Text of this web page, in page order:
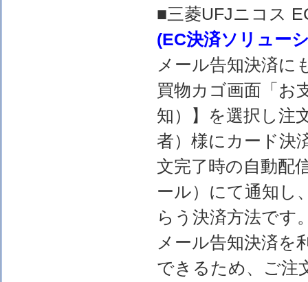
■三菱UFJニコス
(EC決済ソリュー
メール告知決済に
買物カゴ画面「お
知）】を選択し注
者）様にカード決
文完了時の自動配
ール）にて通知し
らう決済方法です
メール告知決済を
できるため、ご注